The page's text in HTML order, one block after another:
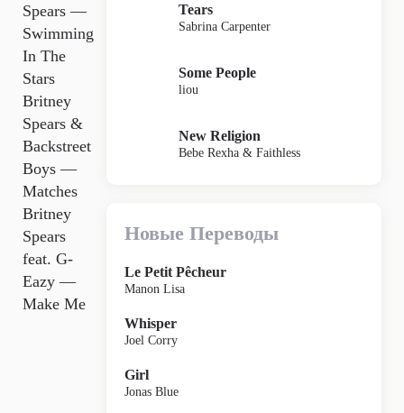
Spears —
Swimming
In The
Stars
Britney
Spears &
Backstreet
Boys —
Matches
Britney
Spears
feat. G-
Eazy —
Make Me
Tears
Sabrina Carpenter
Some People
liou
New Religion
Bebe Rexha & Faithless
Новые Переводы
Le Petit Pêcheur
Manon Lisa
Whisper
Joel Corry
Girl
Jonas Blue